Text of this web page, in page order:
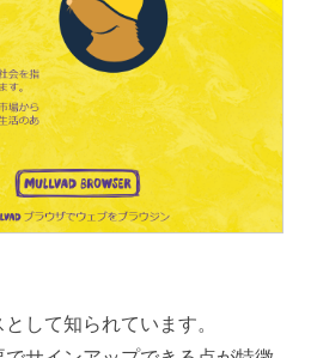
して知られています。